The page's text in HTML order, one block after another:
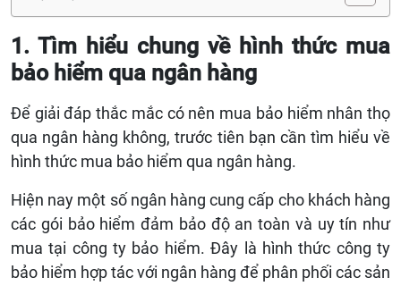
1. Tìm hiểu chung về hình thức mua
bảo hiểm qua ngân hàng
Để giải đáp thắc mắc có nên mua bảo hiểm nhân thọ
qua ngân hàng không, trước tiên bạn cần tìm hiểu về
hình thức mua bảo hiểm qua ngân hàng.
Hiện nay một số ngân hàng cung cấp cho khách hàng
các gói bảo hiểm đảm bảo độ an toàn và uy tín như
mua tại công ty bảo hiểm. Đây là hình thức công ty
bảo hiểm hợp tác với ngân hàng để phân phối các sản